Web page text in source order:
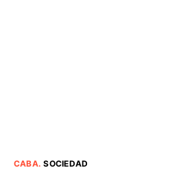
CABA.SOCIEDAD